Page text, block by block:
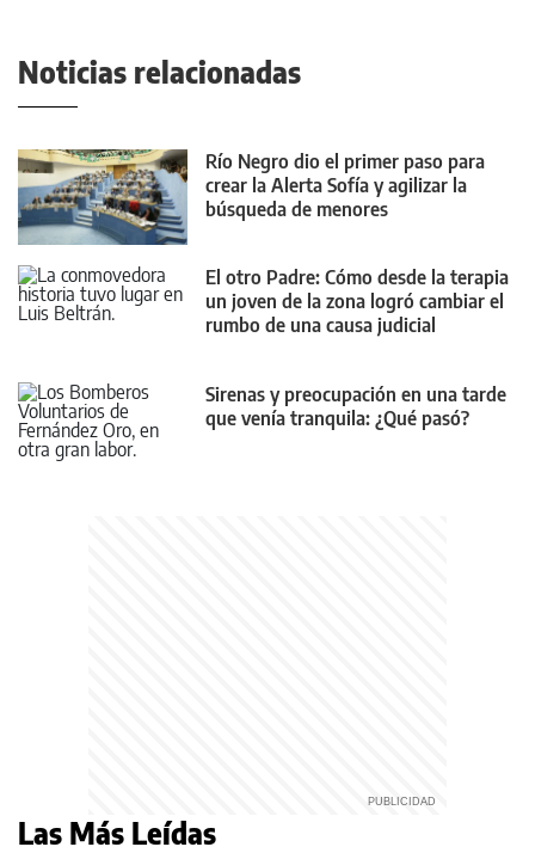
Noticias relacionadas
Río Negro dio el primer paso para
crear la Alerta Sofía y agilizar la
búsqueda de menores
El otro Padre: Cómo desde la terapia
un joven de la zona logró cambiar el
rumbo de una causa judicial
Sirenas y preocupación en una tarde
que venía tranquila: ¿Qué pasó?
Las Más Leídas